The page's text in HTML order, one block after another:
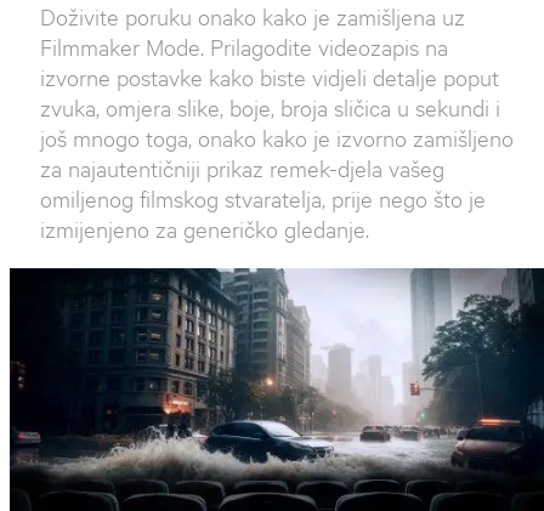
Doživite poruku onako kako je zamišljena uz
Filmmaker Mode. Prilagodite videozapis na
izvorne postavke kako biste vidjeli detalje poput
zvuka, omjera slike, boje, broja sličica u sekundi i
još mnogo toga, onako kako je izvorno zamišljeno
za najautentičniji prikaz remek-djela vašeg
omiljenog filmskog stvaratelja, prije nego što je
izmijenjeno za generičko gledanje.